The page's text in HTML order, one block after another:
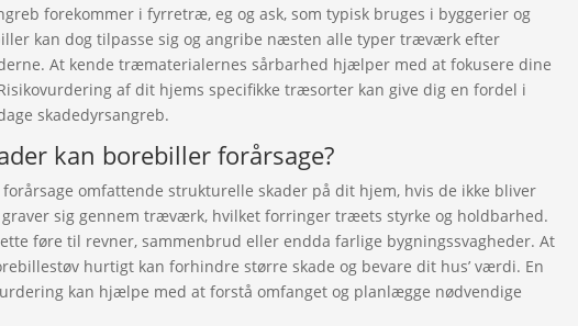
forekommer i fyrretræ, eg og ask, som typisk bruges i byggerier og
kan dog tilpasse sig og angribe næsten alle typer træværk efter
At kende træmaterialernes sårbarhed hjælper med at fokusere dine
af dit hjems specifikke træsorter kan give dig en fordel i
skadedyrsangreb.
kan borebiller forårsage?
omfattende strukturelle skader på dit hjem, hvis de ikke bliver
sig gennem træværk, hvilket forringer træets styrke og holdbarhed.
føre til revner, sammenbrud eller endda farlige bygningssvagheder. At
hurtigt kan forhindre større skade og bevare dit hus’ værdi. En
kan hjælpe med at forstå omfanget og planlægge nødvendige